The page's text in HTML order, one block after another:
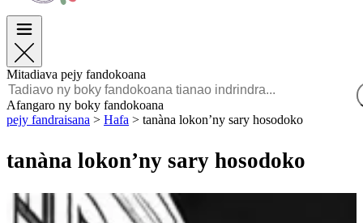
Malagasy
POLSKI
FRANÇAIS
MALAGASY
Mitadiava pejy fandokoana
Afangaro ny boky fandokoana
pejy fandraisana > Hafa > tanàna lokon’ny sary hosodoko
tanàna lokon’ny sary hosodoko